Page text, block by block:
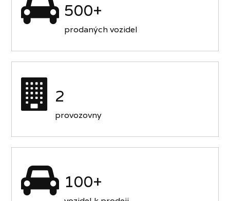
500+
prodaných vozidel
2
provozovny
100+